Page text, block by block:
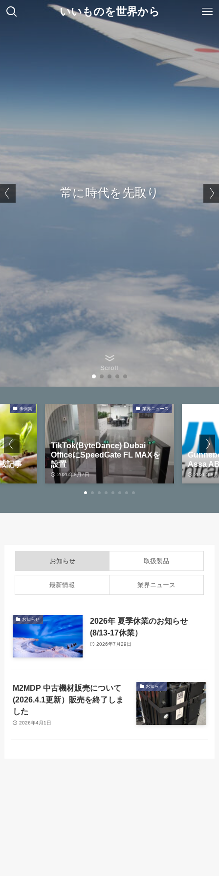
いいものを世界から
世界標準ゲート Gunnebo
常に時代を先取り
海外のユニークな製品を提供
ベストセラーパスポートリーダーADR300
世界標準ゲート Gunnebo
Scroll
業界ニュース
TikTok(ByteDance) Dubai
OfficeにSpeedGate FL MAXを
設置
2026年8月7日
Gunnebo
Assa ABLOYが
2026年8月7日
お知らせ 取扱製品
最新情報 業界ニュース
お知らせ
2026年 夏季休業のお知らせ
(8/13-17休業）
2026年7月29日
お知らせ
M2MDP 中古機材販売について
(2026.4.1更新）販売を終了しま
した
2026年4月1日